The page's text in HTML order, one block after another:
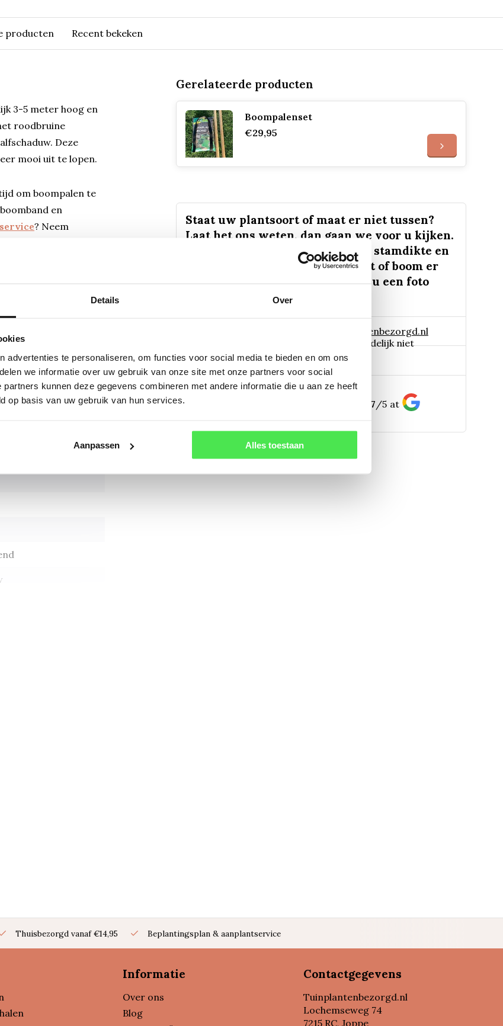
Details Over
advertenties te personaliseren, om functies voor social media te bieden en om ons
we informatie over uw gebruik van onze site met onze partners voor social
kunnen deze gegevens combineren met andere informatie die u aan ze heeft
op basis van uw gebruik van hun services.
Aanpassen Alles toestaan
producten Recent bekeken
3-5 meter hoog en
roodbruine
Deze
mooi uit te lopen.
om boompalen te
en
? Neem
Gerelateerde producten
Boompalenset
€29,95
Staat uw plantsoort of maat er niet tussen?
Laat het ons weten, dan gaan we voor u kijken.
Stuur ons de plantnaam, hoogte, stamdikte en
vorm. Wilt u weten hoe uw plant of boom er
ongeveer eruit ziet? We kunnen u een foto
info@tuinplantenbezorgd.nl
Of app:
06 45 601 508 (tijdelijk niet
bereikbaar)
4.7 /5 at
Thuisbezorgd vanaf €14,95 Beplantingsplan & aanplantservice
Informatie
Over ons
Blog
Contactgegevens
Tuinplantenbezorgd.nl
Lochemseweg 74
7215 RC, Joppe